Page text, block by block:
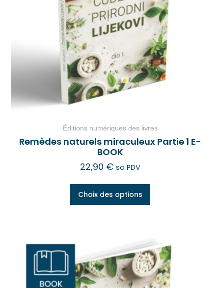
Éditions numériques des livres
Remèdes naturels miraculeux Partie 1 E-
BOOK
22,90 € sa PDV
Choix des options